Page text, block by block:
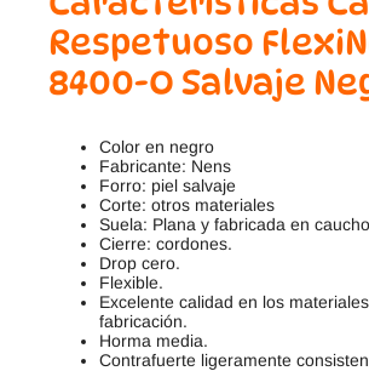
Respetuoso
8400-O Salvaje
Color en negro
Fabricante: Nens
Forro: piel salvaje
Corte: otros materiales
Suela: Plana y fabricada en
Cierre: cordones.
Drop cero.
Flexible.
Excelente calidad en los
fabricación.
Horma media.
Contrafuerte ligeramente